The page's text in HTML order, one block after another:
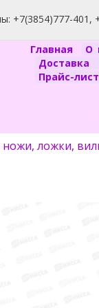
+7(3854)777-401,
Главная О
Прайс-
ножи, ложки,